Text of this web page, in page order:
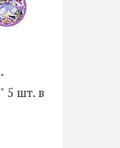
5 шт. в